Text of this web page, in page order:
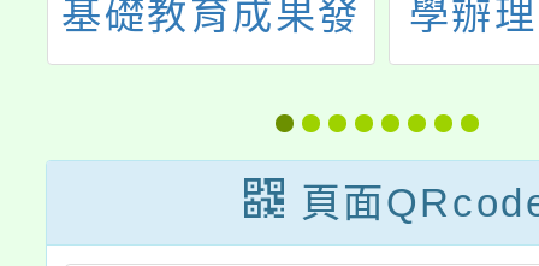
基礎教育成果發
表研討會暨頒獎
學辦
「中
育課
作
頁面